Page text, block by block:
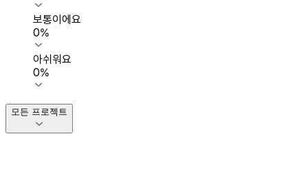
보통이에요
0%
아쉬워요
0%
모든 프로젝트